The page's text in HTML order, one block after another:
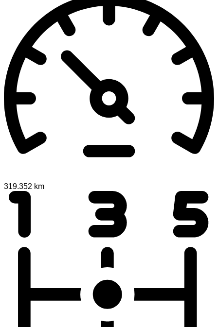
319.352 km